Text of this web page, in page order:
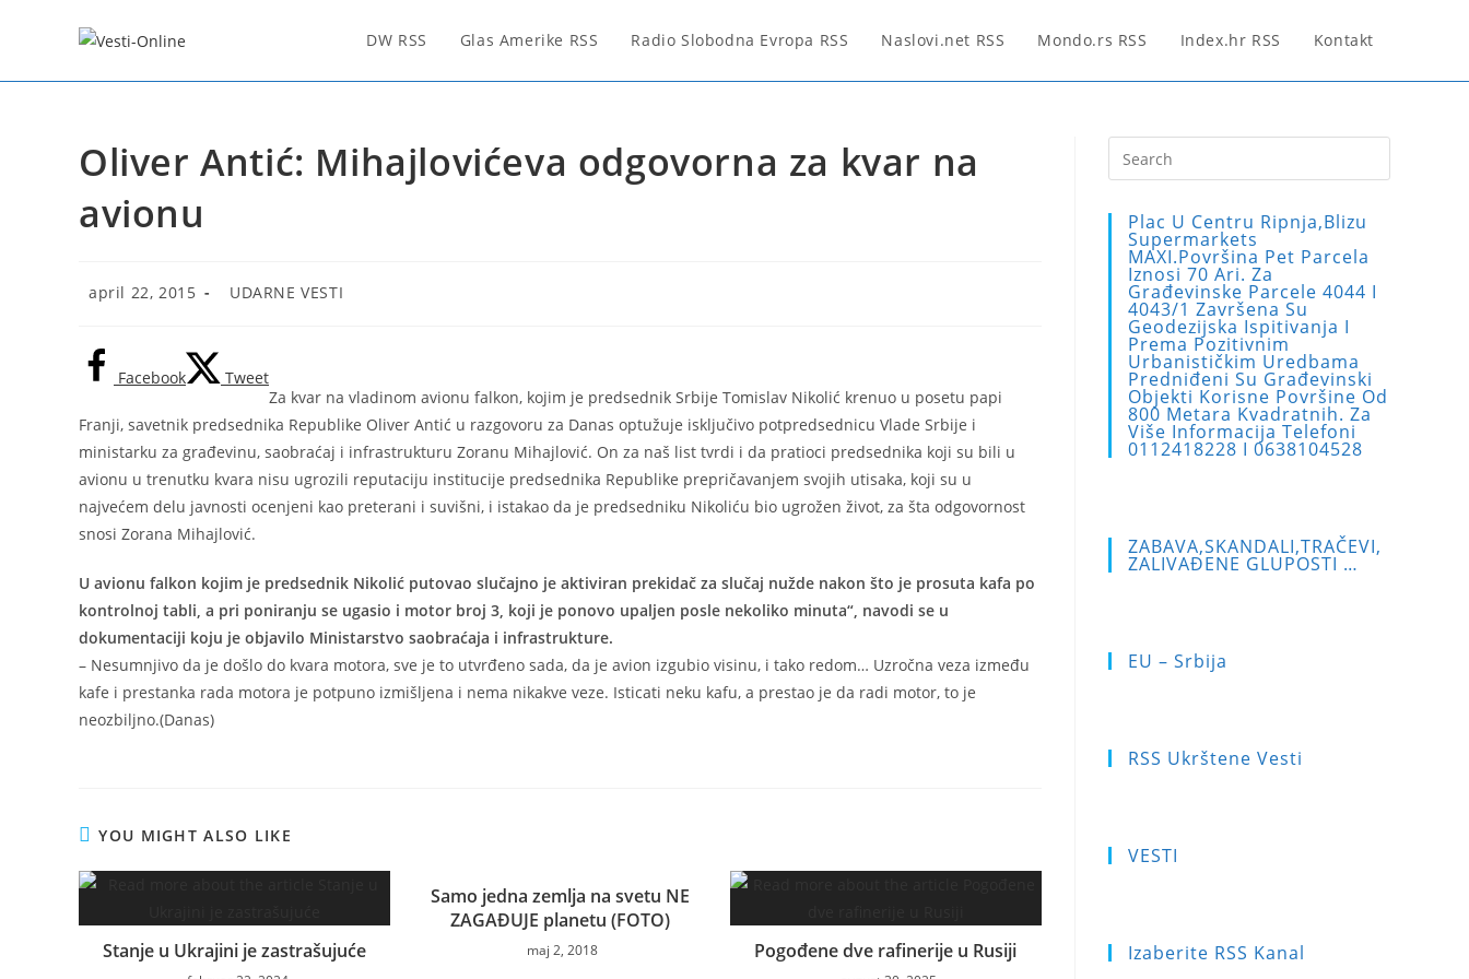
DW RSS Glas Amerike RSS Radio Slobodna Evropa RSS Naslovi.net RSS Mondo.rs RSS Index.hr RSS Kontakt
Oliver Antić: Mihajlovićeva odgovorna za kvar na
avionu
Post
published:
april 22, 2015
Post
UDARNE VESTI
Facebook
Tweet
Za kvar na vladinom avionu falkon, kojim je predsednik Srbije Tomislav Nikolić krenuo u posetu papi
Franji, savetnik predsednika Republike Oliver Antić u razgovoru za Danas optužuje isključivo potpredsednicu Vlade Srbije i
ministarku za građevinu, saobraćaj i infrastrukturu Zoranu Mihajlović. On za naš list tvrdi i da pratioci predsednika koji su bili u
avionu u trenutku kvara nisu ugrozili reputaciju institucije predsednika Republike prepričavanjem svojih utisaka, koji su u
najvećem delu javnosti ocenjeni kao preterani i suvišni, i istakao da je predsedniku Nikoliću bio ugrožen život, za šta odgovornost
snosi Zorana Mihajlović.
U avionu falkon kojim je predsednik Nikolić putovao slučajno je aktiviran prekidač za slučaj nužde nakon što je prosuta kafa po
kontrolnoj tabli, a pri poniranju se ugasio i motor broj 3, koji je ponovo upaljen posle nekoliko minuta“, navodi se u
dokumentaciji koju je objavilo Ministarstvo saobraćaja i infrastrukture.
– Nesumnjivo da je došlo do kvara motora, sve je to utvrđeno sada, da je avion izgubio visinu, i tako redom… Uzročna veza između
kafe i prestanka rada motora je potpuno izmišljena i nema nikakve veze. Isticati neku kafu, a prestao je da radi motor, to je
neozbiljno.(Danas)
YOU MIGHT ALSO LIKE
Stanje u Ukrajini je zastrašujuće
Samo jedna zemlja na svetu NE
ZAGAĐUJE planetu (FOTO)
maj 2, 2018 Pogođene dve rafinerije u Rusiji
Escape
Plac U Centru Ripnja,blizu
Supermarkets
MAXI.Površina Pet Parcela
Iznosi 70 Ari. Za
Građevinske Parcele 4044 I
4043/1 Završena Su
Geodezijska Ispitivanja I
Prema Pozitivnim
Urbanističkim Uredbama
Predniđeni Su Građevinski
Objekti Korisne Površine Od
800 Metara Kvadratnih. Za
Više Informacija Telefoni
0112418228 I 0638104528
ZABAVA,SKANDALI,TRAČEVI,
ZALIVAĐENE GLUPOSTI …
EU – Srbija
RSS Ukrštene Vesti
VESTI
Izaberite RSS Kanal